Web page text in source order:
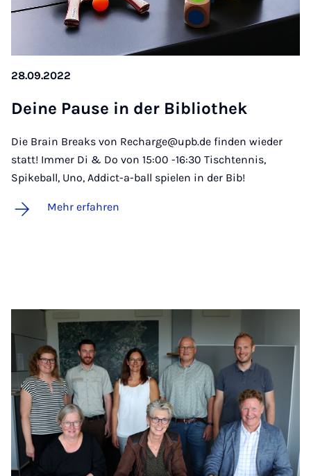
28.09.2022
Dei­ne Pau­se in der Bi­blio­thek
Die Brain Breaks von Recharge@upb.de finden wieder
statt! Immer Di & Do von 15:00 -16:30 Tischtennis,
Spikeball, Uno, Addict-a-ball spielen in der Bib!
Mehr erfahren